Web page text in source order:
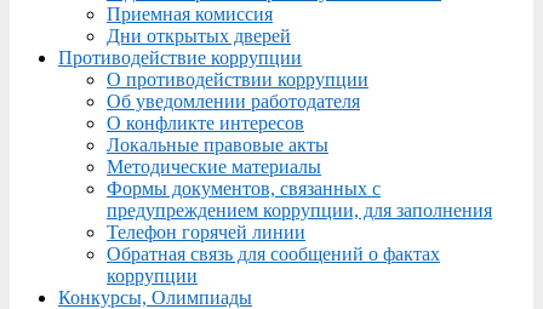
Приемная комиссия
Дни открытых дверей
Противодействие коррупции
О противодействии коррупции
Об уведомлении работодателя
О конфликте интересов
Локальные правовые акты
Методические материалы
Формы документов, связанных с
предупреждением коррупции, для заполнения
Телефон горячей линии
Обратная связь для сообщений о фактах
коррупции
Конкурсы, Олимпиады